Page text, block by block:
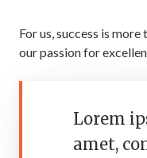
For us, success is
our passion for
Lorem
amet,